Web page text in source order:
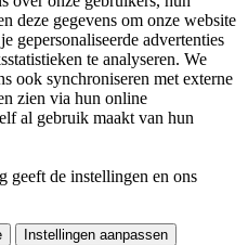
deze gegevens om onze website
gepersonaliseerde advertenties
te analyseren. We
ook synchroniseren met externe
zien via hun online
al gebruik maakt van hun
geeft de instellingen en ons
Instellingen aanpassen